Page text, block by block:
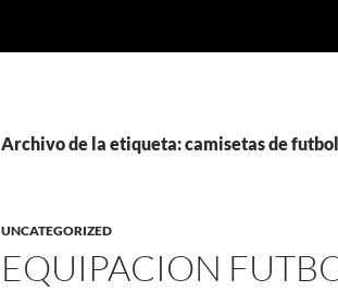
Archivo de la etiqueta: camisetas de
UNCATEGORIZED
EQUIPACION